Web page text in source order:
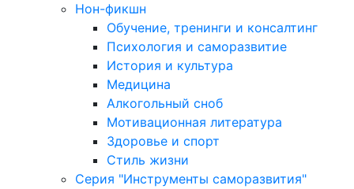
Нон-фикшн
Обучение, тренинги и консалтинг
Психология и саморазвитие
История и культура
Медицина
Алкогольный сноб
Мотивационная литература
Здоровье и спорт
Стиль жизни
Серия "Инструменты саморазвития"